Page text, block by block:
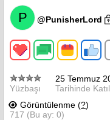
P @PunisherLord
Yüzbaşı
25 Temmuz
Tarihinde
Görüntülenme (?)
717 (Bu ay: 0)